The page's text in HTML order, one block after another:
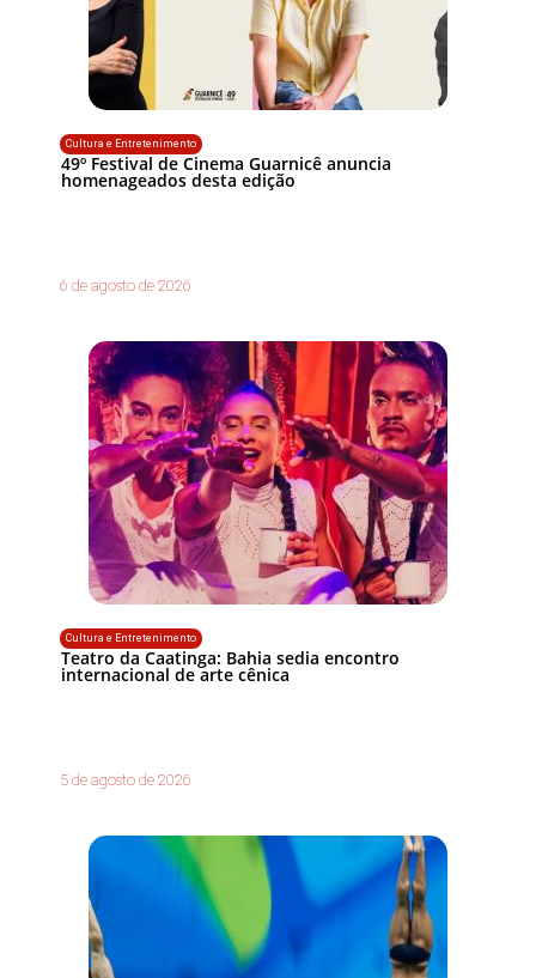
Cultura e Entretenimento
49º Festival de Cinema Guarnicê anuncia
homenageados desta edição
6 de agosto de 2026
Cultura e Entretenimento
Teatro da Caatinga: Bahia sedia encontro
internacional de arte cênica
5 de agosto de 2026